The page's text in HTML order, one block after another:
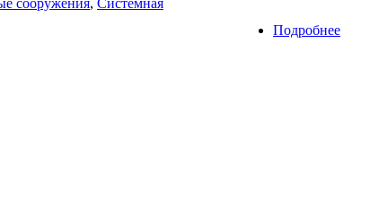
сооружения, Системная
Подробнее